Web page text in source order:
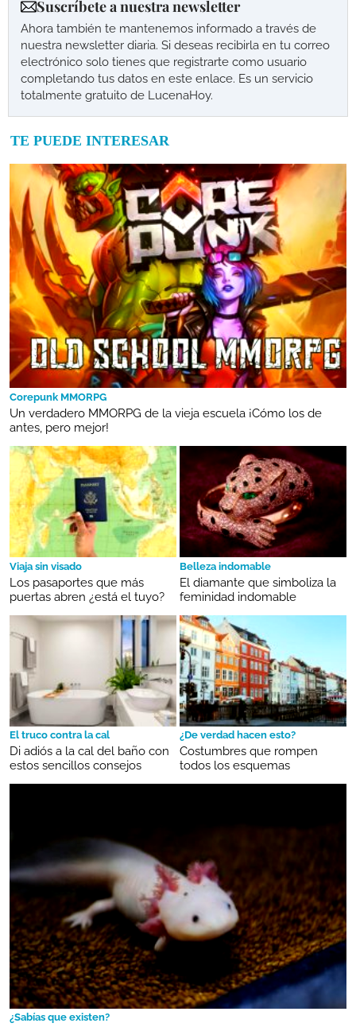
Suscríbete a nuestra newsletter
Ahora también te mantenemos informado a través de
nuestra newsletter diaria. Si deseas recibirla en tu correo
electrónico solo tienes que registrarte como usuario
completando tus datos en este enlace. Es un servicio
totalmente gratuito de LucenaHoy.
TE PUEDE INTERESAR
Corepunk MMORPG
Un verdadero MMORPG de la vieja escuela ¡Cómo los de
antes, pero mejor!
Viaja sin visado
Los pasaportes que más
puertas abren ¿está el tuyo?
Belleza indomable
El diamante que simboliza la
feminidad indomable
El truco contra la cal
Di adiós a la cal del baño con
estos sencillos consejos
¿De verdad hacen esto?
Costumbres que rompen
todos los esquemas
¿Sabías que existen?